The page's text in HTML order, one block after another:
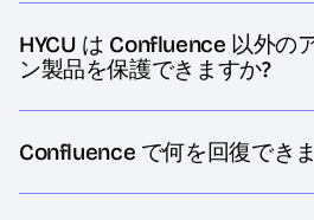
HYCU は Confluence 以外の
ン製品を保護できますか?
Confluence で何を回復でき